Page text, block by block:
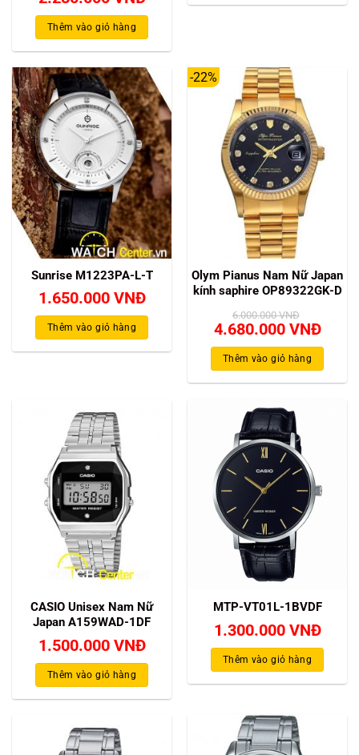
gốc
là:
3.000.000 VNĐ.
hiện
là:
Thêm vào giỏ hàng
Sunrise M1223PA-L-T
1.650.000 VNĐ
Thêm vào giỏ hàng
-22%
Olym Pianus Nam Nữ Japan
kính saphire OP89322GK-D
6.000.000VNĐ
Giá
gốc
là:
6.000.000 VNĐ.
4.680.000 VNĐGiá
hiện
là:
Thêm vào giỏ hàng
CASIO Unisex Nam Nữ
Japan A159WAD-1DF
1.500.000 VNĐ
Thêm vào giỏ hàng
MTP-VT01L-1BVDF
1.300.000 VNĐ
Thêm vào giỏ hàng